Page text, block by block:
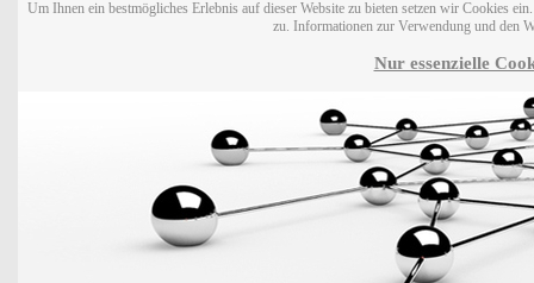
Um Ihnen ein bestmögliches Erlebnis auf dieser Website zu bieten setzen wir Cookies
zu. Informationen zur Verwendung und den
Nur essenzielle